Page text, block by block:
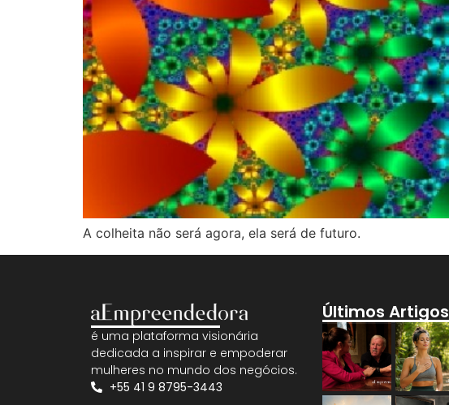
A colheita não será agora, ela será de futuro.
é uma plataforma visionária
dedicada a inspirar e empoderar
mulheres no mundo dos negócios.
+55 41 9 8795-3443
Últimos Artigos